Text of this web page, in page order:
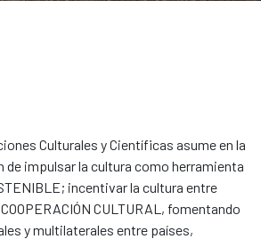
Culturales y Científicas asume en la
de impulsar la cultura como herramienta
incentivar la cultura entre
CULTURAL, fomentando
y multilaterales entre países,